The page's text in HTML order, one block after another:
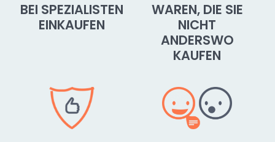
BEI SPEZIALISTEN
EINKAUFEN
WAREN, DIE SIE
NICHT
ANDERSWO
KAUFEN